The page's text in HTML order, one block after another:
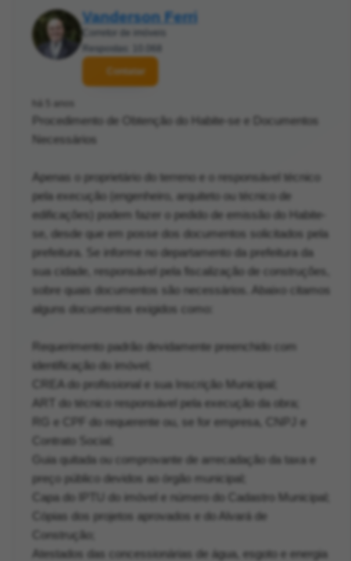
Vanderson Ferri
Corretor de imóveis
Respostas: 10.068
Contatar
há 5 anos
Procedimento de Obtenção do Habite-se e Documentos
Necessários
Apenas o proprietário do terreno e o responsável técnico
pela execução (engenheiro, arquiteto ou técnico de
edificações) podem fazer o pedido de emissão do Habite-
se, desde que em posse dos documentos solicitados pela
prefeitura. Se informe no departamento da prefeitura da
sua cidade, responsável pela fiscalização de construções,
sobre quais documentos são necessários. Abaixo citamos
alguns documentos exigidos como:
Requerimento padrão devidamente preenchido com
identificação do imóvel;
CREA do profissional e sua Inscrição Municipal;
ART do técnico responsável pela execução da obra;
RG e CPF do requerente ou, se for empresa, CNPJ e
Contrato Social;
Guia quitada ou comprovante de arrecadação da taxa e
preço público devidos ao órgão municipal;
Capa do IPTU do imóvel e número do Cadastro Municipal;
Cópias dos projetos aprovados e do Alvará de
Construção;
Atestados das concessionárias de água, esgoto e energia